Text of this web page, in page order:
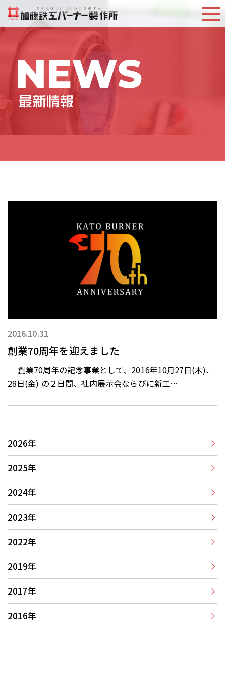
2026年
2025年
2024年
2023年
2022年
2019年
2017年
2016年
2016.10.31
創業70周年を迎えました
創業70周年の記念事業として、2016年10月27日(木)、
28日(金) の２日間、社内展示会ならびに新工…